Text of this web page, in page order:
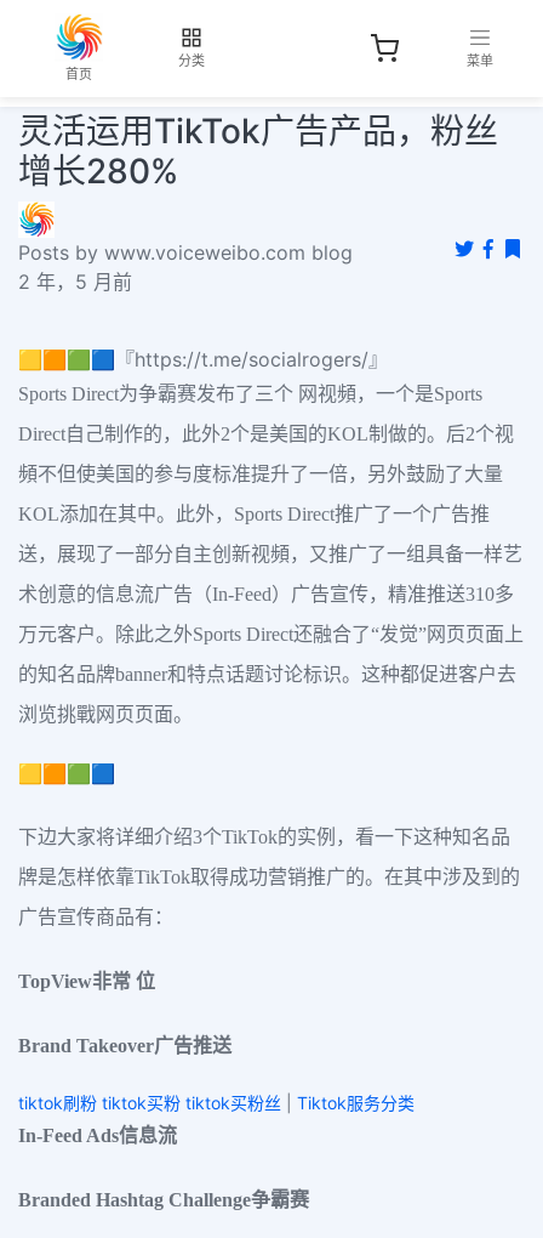
首页
分类 菜单
灵活运用TikTok广告产品，粉丝
增长280%
Posts by www.voiceweibo.com blog
2 年，5 月前
🟨🟧🟩🟦『https://t.me/socialrogers/』
Sports Direct为争霸赛发布了三个 网视頻，一个是Sports
Direct自己制作的，此外2个是美国的KOL制做的。后2个视
頻不但使美国的参与度标准提升了一倍，另外鼓励了大量
KOL添加在其中。此外，Sports Direct推广了一个广告推
送，展现了一部分自主创新视頻，又推广了一组具备一样艺
术创意的信息流广告（In-Feed）广告宣传，精准推送310多
万元客户。除此之外Sports Direct还融合了“发觉”网页页面上
的知名品牌banner和特点话题讨论标识。这种都促进客户去
浏览挑戰网页页面。
🟨🟧🟩🟦
下边大家将详细介绍3个TikTok的实例，看一下这种知名品
牌是怎样依靠TikTok取得成功营销推广的。在其中涉及到的
广告宣传商品有：
TopView非常 位
Brand Takeover广告推送
tiktok刷粉 tiktok买粉 tiktok买粉丝
Tiktok服务分类
In-Feed Ads信息流
Branded Hashtag Challenge争霸赛